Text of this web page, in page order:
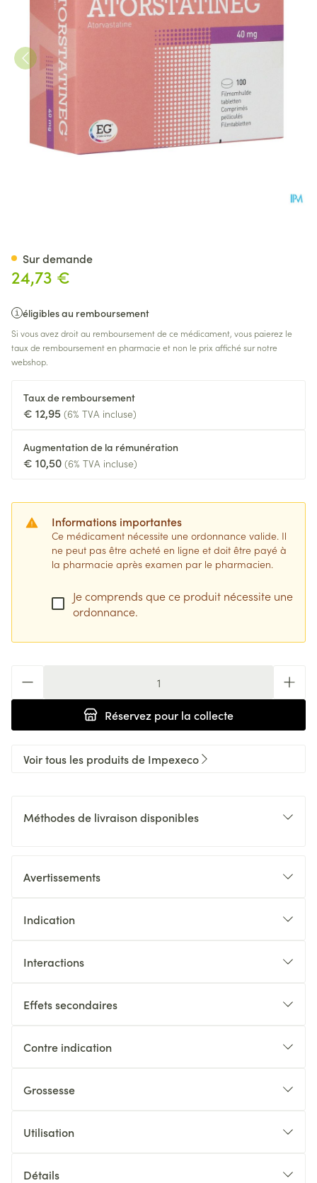
24,73 €
éligibles au remboursement
Si vous avez droit au remboursement de ce médicament, vous paierez le
taux de remboursement en pharmacie et non le prix affiché sur notre
webshop.
Taux de remboursement
€ 12,95 (6% TVA incluse)
Augmentation de la rémunération
€ 10,50 (6% TVA incluse)
Informations importantes
Ce médicament nécessite une ordonnance valide. Il
ne peut pas être acheté en ligne et doit être payé à
la pharmacie après examen par le pharmacien.
Je comprends que ce produit nécessite une
ordonnance.
Réservez pour la collecte
Sur demande
Voir tous les produits de Impexeco
Méthodes de livraison disponibles
Avertissements
Indication
Interactions
Effets secondaires
Contre indication
Grossesse
Utilisation
Détails